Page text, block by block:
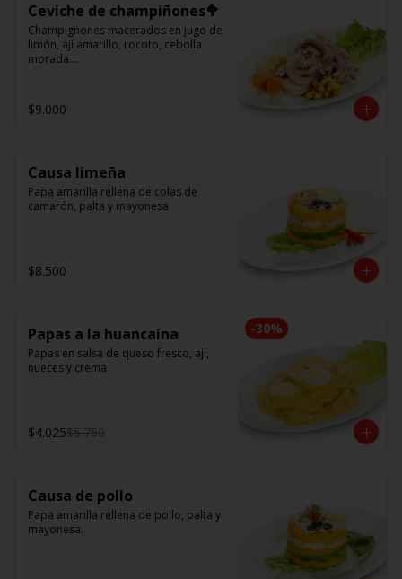
Ceviche de champiñones🥦
Champignones macerados en jugo de
limón, ají amarillo, rocoto, cebolla
morada.
$9.000
Causa limeña
Papa amarilla rellena de colas de
camarón, palta y mayonesa
$8.500
-30%
Papas a la huancaína
Papas en salsa de queso fresco, ají,
nueces y crema
$4.025$5.750
Causa de pollo
Papa amarilla rellena de pollo, palta y
mayonesa.